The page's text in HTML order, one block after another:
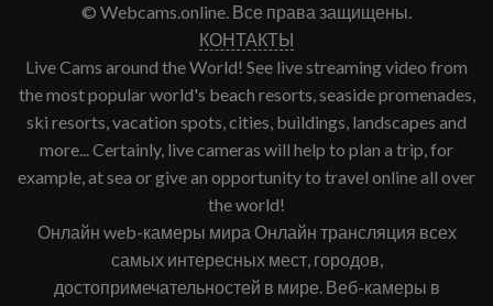
© Webcams.online. Все права защищены.
КОНТАКТЫ
Live Cams around the World! See live streaming video from
the most popular world's beach resorts, seaside promenades,
ski resorts, vacation spots, cities, buildings, landscapes and
more... Certainly, live cameras will help to plan a trip, for
example, at sea or give an opportunity to travel online all over
the world!
Онлайн web-камеры мира Онлайн трансляция всех
самых интересных мест, городов,
достопримечательностей в мире. Веб-камеры в